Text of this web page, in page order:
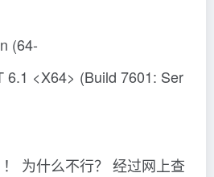
(64-
6.1 <X64> (Build 7601: Ser
为什么不行？ 经过网上查